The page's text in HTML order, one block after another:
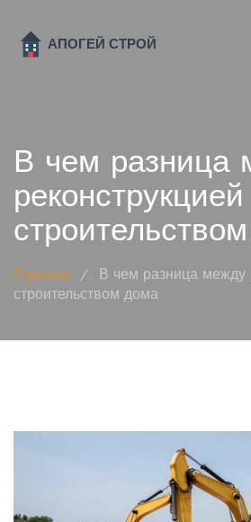
В чем разница
Главная /
В чем разница между
строительством дома